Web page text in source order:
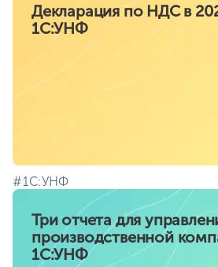
Декларация по НДС в
1С:УНФ
#⁣1С:УНФ
Три отчета для
производственной
1С:УНФ